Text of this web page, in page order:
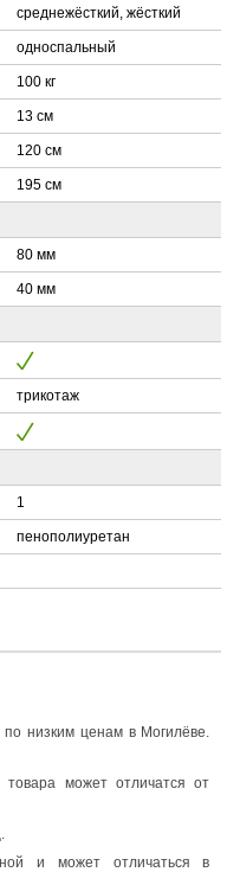
среднежёсткий, жёсткий
односпальный
100 кг
13 см
120 см
195 см
80 мм
40 мм
трикотаж
1
пенополиуретан
низким ценам в Могилёве.
товара может отличатся от
и может отличаться в